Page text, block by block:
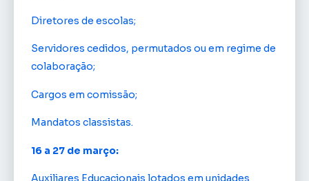
Diretores de escolas;
Servidores cedidos, permutados ou em regime de
colaboração;
Cargos em comissão;
Mandatos classistas.
16 a 27 de março:
Auxiliares Educacionais lotados em unidades